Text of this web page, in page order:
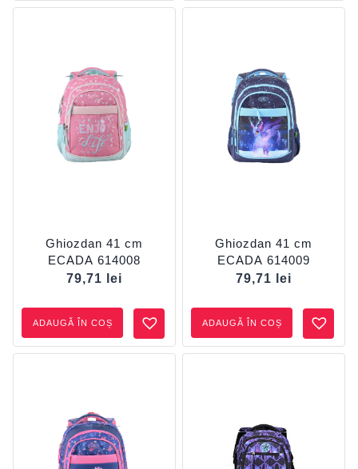
Ghiozdan 41 cm
ECADA 614008
79,71
lei
ADAUGĂ ÎN COȘ
Ghiozdan 41 cm
ECADA 614009
79,71
lei
ADAUGĂ ÎN COȘ